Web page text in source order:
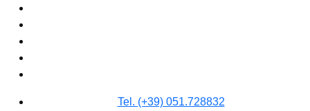
Tel. (+39) 051.728832